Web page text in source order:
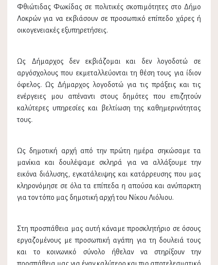
Φθιώτιδας Φωκίδας σε πολιτικές σκοπιμότητες στο Δήμο
Λοκρών για να εκβιάσουν σε προσωπικό επίπεδο χάρες ή
οικογενειακές εξυπηρετήσεις.
Ως Δήμαρχος δεν εκβιάζομαι και δεν λογοδοτώ σε
αργόσχολους που εκμεταλλεύονται τη θέση τους για ίδιον
όφελος. Ως Δήμαρχος λογοδοτώ για τις πράξεις και τις
ενέργειες μου απέναντι στους δημότες που επιζητούν
καλύτερες υπηρεσίες και βελτίωση της καθημερινότητας
τους.
Ως δημοτική αρχή από την πρώτη ημέρα σηκώσαμε τα
μανίκια και δουλέψαμε σκληρά για να αλλάξουμε την
εικόνα διάλυσης, εγκατάλειψης και κατάρρευσης που μας
κληρονόμησε σε όλα τα επίπεδα η απούσα και ανύπαρκτη
για τον τόπο μας δημοτική αρχή του Νίκου Λιόλιου.
Στη προσπάθεια μας αυτή κάναμε προσκλητήριο σε όσους
εργαζομένους με προσωπική αγάπη για τη δουλειά τους
και το κοινωνικό σύνολο ήθελαν να στηρίξουν την